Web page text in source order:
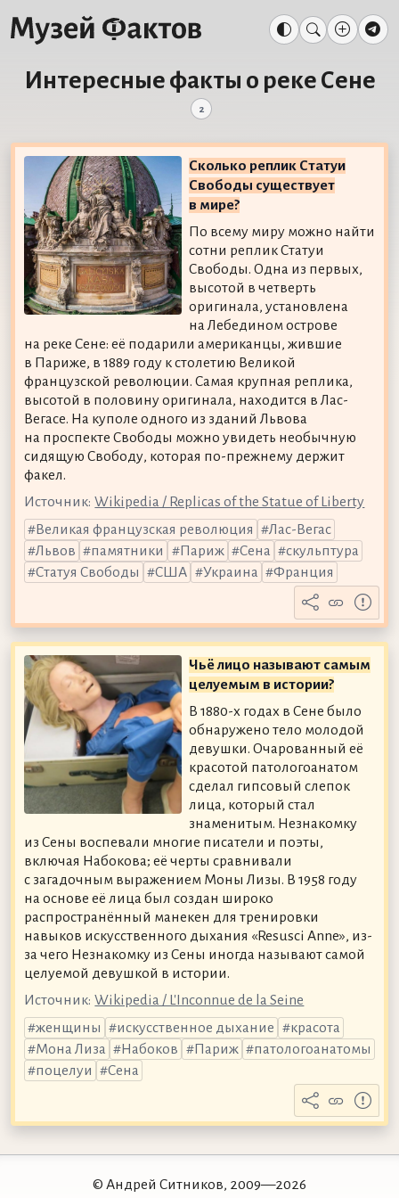
Интересные факты о реке Сене
2
Сколько реплик Статуи
Свободы существует
в мире?
По всему миру можно найти
сотни реплик Статуи
Свободы. Одна из первых,
высотой в четверть
оригинала, установлена
на Лебедином острове
на реке Сене: её подарили американцы, жившие
в Париже, в 1889 году к столетию Великой
французской революции. Самая крупная реплика,
высотой в половину оригинала, находится в Лас-
Вегасе. На куполе одного из зданий Львова
на проспекте Свободы можно увидеть необычную
сидящую Свободу, которая по-прежнему держит
факел.
Источник: Wikipedia / Replicas of the Statue of Liberty
Великая французская революция
Лас-Вегас
Львов
памятники Париж Сена
скульптура
Статуя Свободы
США Украина Франция
Чьё лицо называют самым
целуемым в истории?
В 1880-х годах в Сене было
обнаружено тело молодой
девушки. Очарованный её
красотой патологоанатом
сделал гипсовый слепок
лица, который стал
знаменитым. Незнакомку
из Сены воспевали многие писатели и поэты,
включая Набокова; её черты сравнивали
с загадочным выражением Моны Лизы. В 1958 году
на основе её лица был создан широко
распространённый манекен для тренировки
навыков искусственного дыхания «Resusci Anne», из-
за чего Незнакомку из Сены иногда называют самой
целуемой девушкой в истории.
Источник: Wikipedia / L'Inconnue de la Seine
женщины
искусственное дыхание
красота
Мона Лиза
Набоков Париж
патологоанатомы
поцелуи
Сена
© Андрей Ситников, 2009—2026